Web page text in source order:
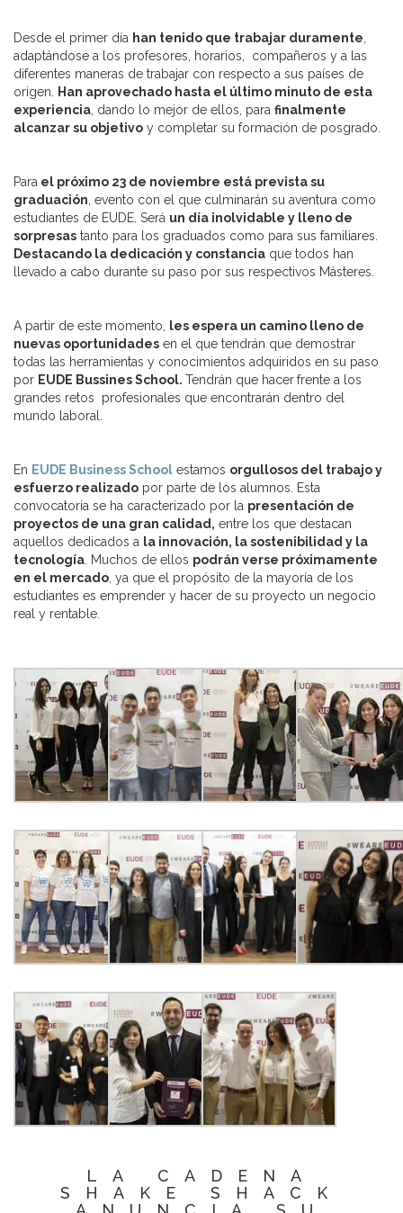
Desde el primer día han tenido que trabajar duramente
adaptándose a los profesores, horarios, compañeros y a las
diferentes maneras de trabajar con respecto a sus países de
origen.
Han aprovechado hasta el último minuto de esta
experiencia , dando lo mejor de ellos, para finalmente
alcanzar su objetivo y completar su formación de posgrado.
Para el próximo 23 de noviembre está prevista su
graduación , evento con el que culminarán su aventura como
estudiantes de EUDE. Será un día inolvidable y lleno de
sorpresas tanto para los graduados como para sus familiares.
Destacando la dedicación y constancia que todos han
llevado a cabo durante su paso por sus respectivos Másteres.
A partir de este momento,
les espera un camino lleno de
nuevas oportunidades en el que tendrán que demostrar
todas las herramientas y conocimientos adquiridos en su paso
por EUDE Bussines School. Tendrán que hacerfrente a los
grandes retos profesionales que encontrarán dentro del
mundo laboral.
En EUDE Business School estamos orgullosos del trabajo y
esfuerzo realizado por parte de los alumnos. Esta
convocatoria se ha caracterizado por la presentación de
proyectos de una gran calidad, entre los que destacan
aquellos dedicados a la innovación, la sostenibilidad y la
tecnología . Muchos de ellos podrán verse próximamente
en el mercado , ya que el propósito de la mayoría de los
estudiantes es emprender y hacer de su proyecto un negocio
real y rentable.
LA CADENA
SHAKE SHACK